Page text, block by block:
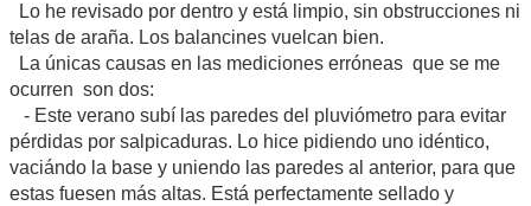
Lo he revisado por dentro y está limpio, sin obstrucciones ni
telas de araña. Los balancines vuelcan bien.
La únicas causas en las mediciones erróneas que se me
ocurren son dos:
- Este verano subí las paredes del pluviómetro para evitar
pérdidas por salpicaduras. Lo hice pidiendo uno idéntico,
vaciándo la base y uniendo las paredes al anterior, para que
estas fuesen más altas. Está perfectamente sellado y